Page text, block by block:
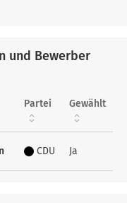
und Bewerber
Partei Gewählt
CDU Ja